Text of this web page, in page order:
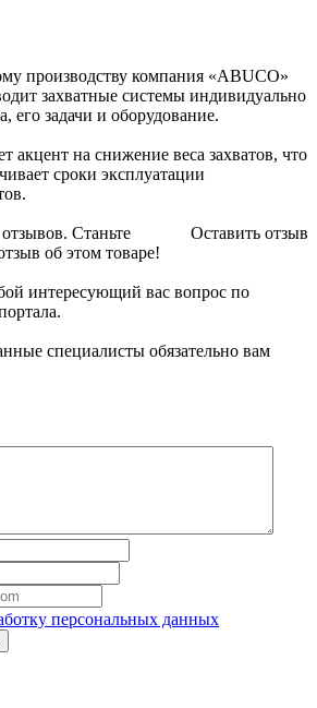
производству компания «ABUCO»
захватные системы индивидуально
его задачи и оборудование.
акцент на снижение веса захватов, что
сроки эксплуатации
Оставить отзыв
Станьте
об этом товаре!
интересующий вас вопрос по
специалисты обязательно вам
персональных данных